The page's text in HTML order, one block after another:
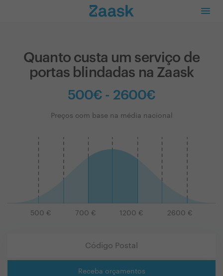
Quanto custa um serviço de
portas blindadas na Zaask
500€ - 2600€
Preços com base na média nacional
500 € 700 € 1200 € 2600 €
Receba orçamentos